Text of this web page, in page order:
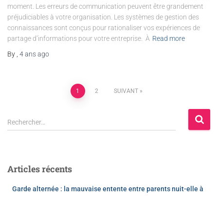
moment. Les erreurs de communication peuvent être grandement
préjudiciables à votre organisation. Les systèmes de gestion des
connaissances sont conçus pour rationaliser vos expériences de
partage d’informations pour votre entreprise. À Read more
By 4 ansago
1 2 SUIVANT
Rechercher…
Articles récents
Garde alternée : la mauvaise entente entre parents nuit-elle à